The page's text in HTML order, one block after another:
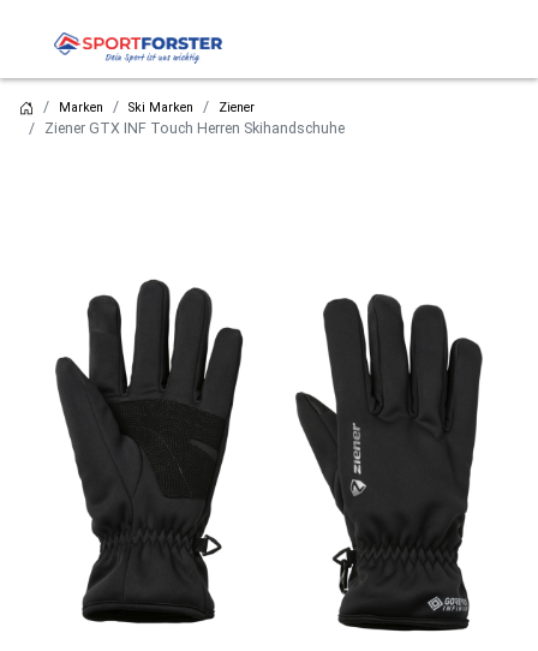
Marken Ski Marken Ziener
Ziener GTX INF Touch Herren Skihandschuhe